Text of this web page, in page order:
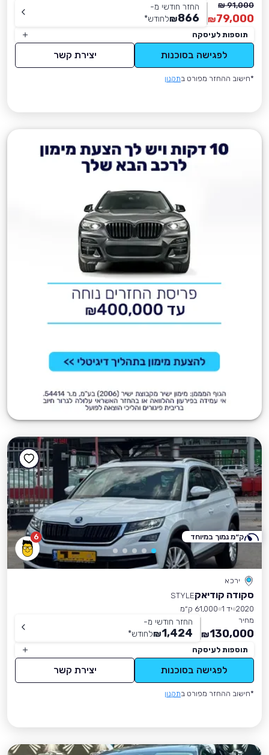
91,000 ₪
79,000
₪
החזר חודשי מ-
866
₪לחודש*
תוספות לעיסקה
לפגישה בסוכנות יצירת קשר
*חישוב ההחזר מפורט בתקנון
6
ירכא
סקודה קודיאקSTYLE
2020 יד 1
61,000 ק״מ
מחיר
130,000
₪
החזר חודשי מ-
1,424
₪לחודש*
תוספות לעיסקה
לפגישה בסוכנות יצירת קשר
*חישוב ההחזר מפורט בתקנון
ק״מ נמוך במיוחד